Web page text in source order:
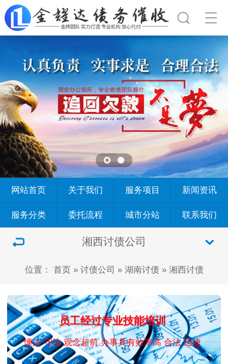
网站首页 关于我们 服务项目 新闻资讯
服务分类 委托流程 城市分站 联系我们
湘西讨债公司
位置： 首页» 讨债公司 » 湖南讨债» 湘西讨债
员工经过专业技能培训
懂法 守法 观念超前 办事具有效率高 合法 迅捷